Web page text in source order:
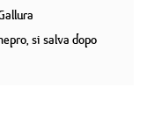
si salva dopo